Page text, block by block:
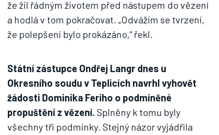
že žil řádným životem před nástupem do vězení
a hodlá v tom pokračovat. „Odvážím se tvrzení,
že polepšení bylo prokázáno,“ řekl.
Státní zástupce Ondřej Langr dnes u
Okresního soudu v Teplicích navrhl vyhovět
žádosti Dominika Feriho o podmíněné
propuštění z vězení. Splněny k tomu byly
všechny tři podmínky. Stejný názor vyjádřila